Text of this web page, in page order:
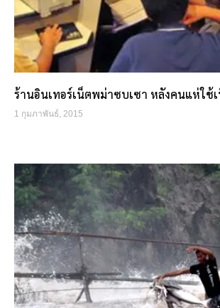
ร้านอินเทอร์เน็ตพม่าซบเซา หลังคนแห่ใช้
1 กุมภาพันธ์, 2015